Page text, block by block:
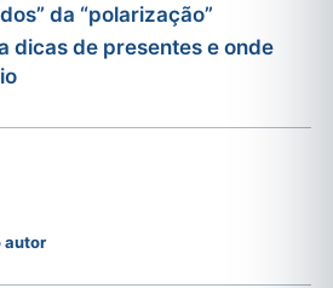
da “polarização”
dicas de presentes e onde
autor